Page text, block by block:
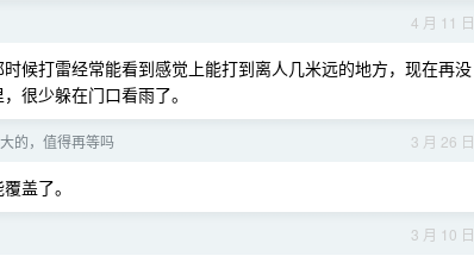
4 月 11 日
候打雷经常能看到感觉上能打到离人几米远的地方，现在再没
很少躲在门口看雨了。
3 月 26 日
的，值得再等吗
盖了。
3 月 10 日